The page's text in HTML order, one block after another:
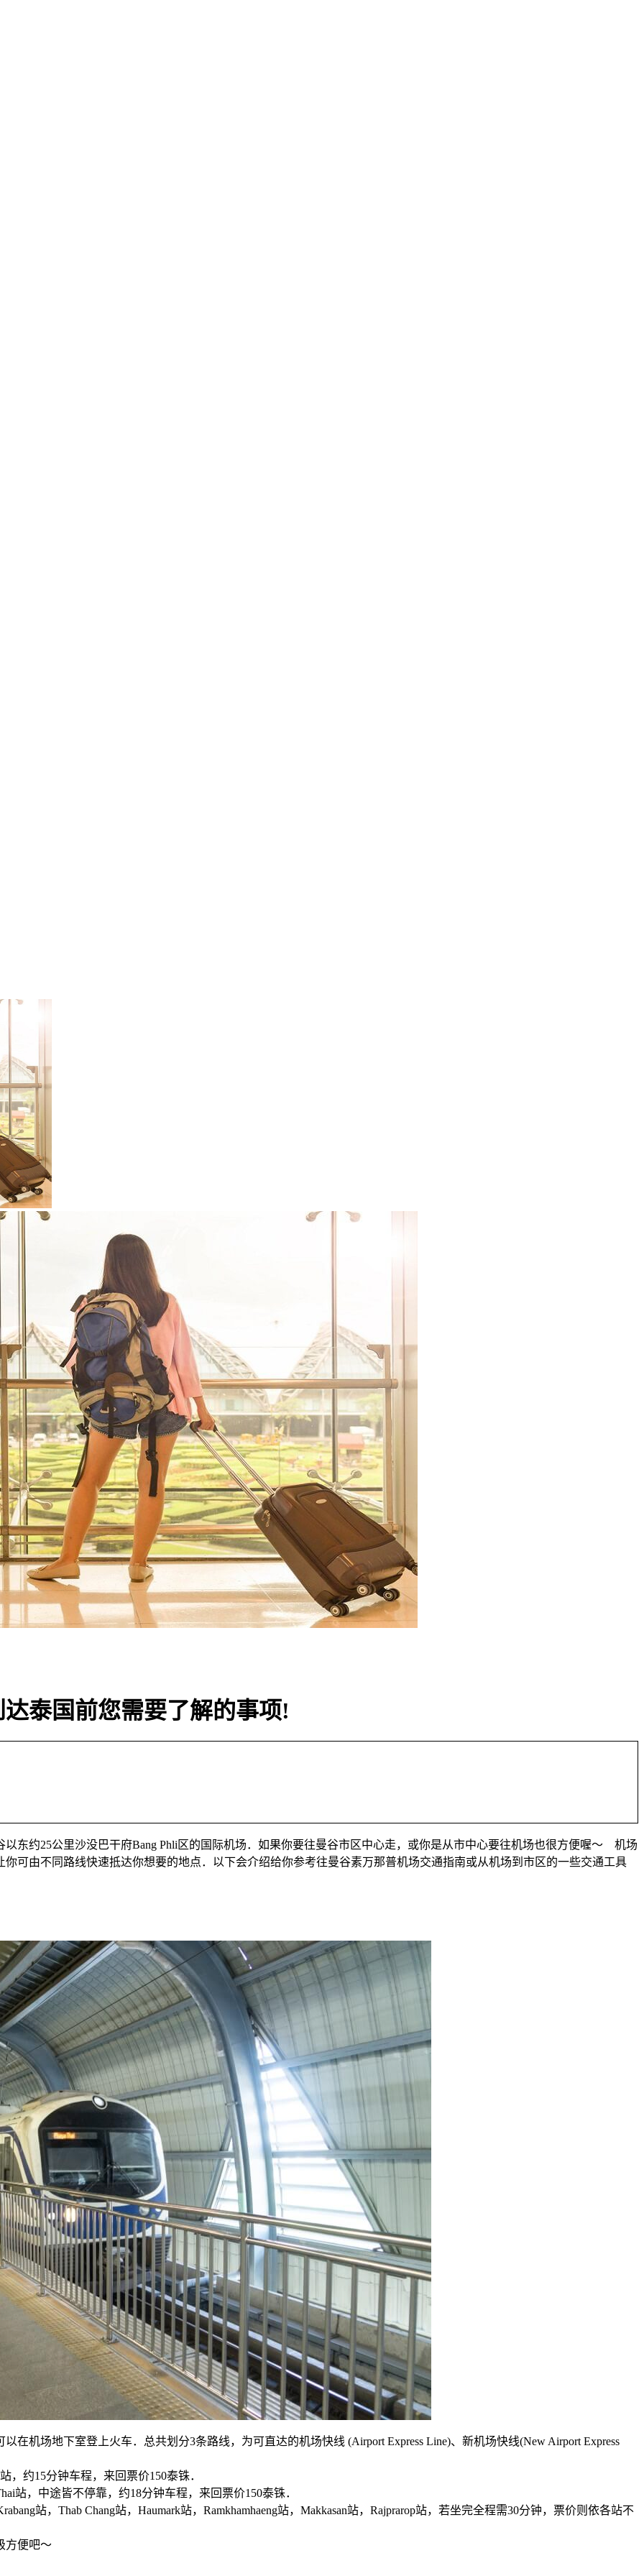
泰国前您需要了解的事项!
东约25公里沙没巴干府Bang Phli区的国际机场．如果你要往曼谷市区中心走，或你是从市中心要往机场也很方便喔～ 机场
可由不同路线快速抵达你想要的地点．以下会介绍给你参考往曼谷素万那普机场交通指南或从机场到市区的一些交通工具
在机场地下室登上火车．总共划分3条路线，为可直达的机场快线 (Airport Express Line)、新机场快线(New Airport Express
，约15分钟车程，来回票价150泰铢．
站，中途皆不停靠，约18分钟车程，来回票价150泰铢．
站，Thab Chang站，Haumark站，Ramkhamhaeng站，Makkasan站，Rajprarop站，若坐完全程需30分钟，票价则依各站不
方便吧～